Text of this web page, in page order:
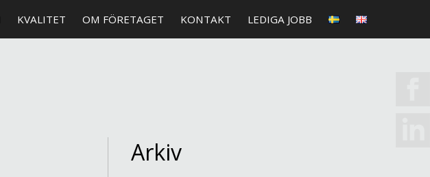
KVALITET OM FÖRETAGET KONTAKT LEDIGA JOBB
Arkiv